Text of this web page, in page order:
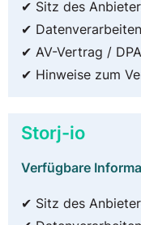
✔ Sitz des
✔
✔ AV-Vertrag /
✔ Hinweise zum
Storj-io
Verfügbare
✔ Sitz des